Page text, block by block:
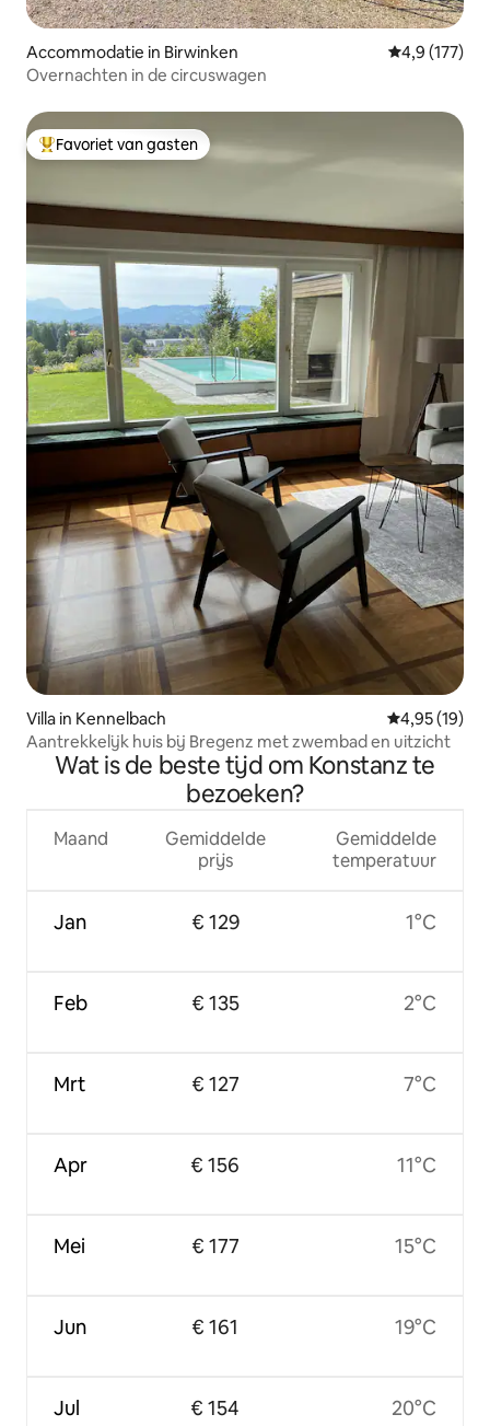
Accommodatie in Birwinken Gemiddelde
4,9 (177)
Overnachten in de circuswagen
Topfavoriet van gasten
Favoriet van gasten
Villa in Kennelbach Gemiddelde
4,95 (19)
Aantrekkelijk huis bij Bregenz met zwembad en uitzicht
Wat is de beste tijd om Konstanz te
bezoeken?
Maand
Jan
Feb
Mrt
Apr
Mei
Jun
Jul
Gemiddelde
prijs
€ 129
€ 135
€ 127
€ 156
€ 177
€ 161
€ 154
Gemiddelde
temperatuur
1°C
2°C
7°C
11°C
15°C
19°C
20°C